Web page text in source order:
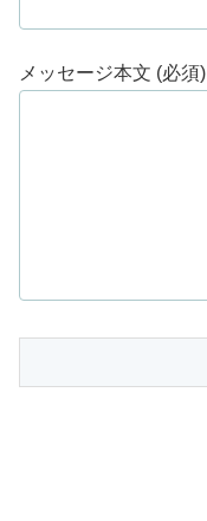
メッセージ本文 (必須)